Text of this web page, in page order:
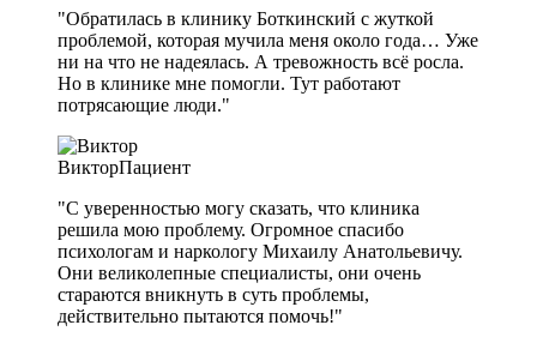
"Обратилась в клинику Боткинский с жуткой
проблемой, которая мучила меня около года… Уже
ни на что не надеялась. А тревожность всё росла.
Но в клинике мне помогли. Тут работают
потрясающие люди."
ВикторПациент
"С уверенностью могу сказать, что клиника
решила мою проблему. Огромное спасибо
психологам и наркологу Михаилу Анатольевичу.
Они великолепные специалисты, они очень
стараются вникнуть в суть проблемы,
действительно пытаются помочь!"